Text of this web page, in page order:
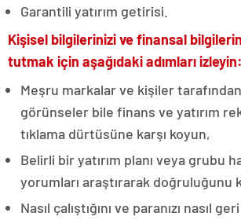
Garantili yatırım getirisi.
Kişisel bilgilerinizi ve finansal
tutmak için aşağıdaki adımları izleyin:
Meşru markalar ve kişiler tarafından
görünseler bile finans ve yatırım
tıklama dürtüsüne karşı koyun,
Belirli bir yatırım planı veya grubu
yorumları araştırarak doğruluğunu
Nasıl çalıştığını ve paranızı nasıl geri